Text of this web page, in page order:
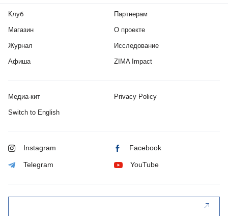
Клуб
Магазин
Журнал
Афиша
Партнерам
О проекте
Исследование
ZIMA Impact
Медиа-кит Privacy Policy
Switch to English
Instagram Facebook
Telegram YouTube